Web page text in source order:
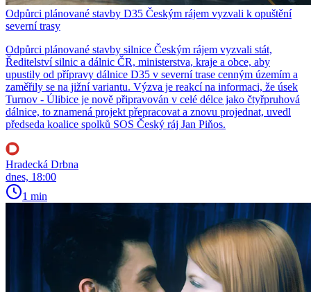
Odpůrci plánované stavby D35 Českým rájem vyzvali k opuštění
severní trasy
Odpůrci plánované stavby silnice Českým rájem vyzvali stát,
Ředitelství silnic a dálnic ČR, ministerstva, kraje a obce, aby
upustily od přípravy dálnice D35 v severní trase cenným územím a
zaměřily se na jižní variantu. Výzva je reakcí na informaci, že úsek
Turnov - Úlibice je nově připravován v celé délce jako čtyřpruhová
dálnice, to znamená projekt přepracovat a znovu projednat, uvedl
předseda koalice spolků SOS Český ráj Jan Piňos.
Hradecká Drbna
dnes, 18:00
1 min